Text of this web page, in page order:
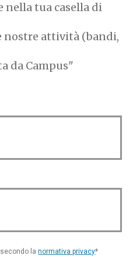
nella tua casella di
nostre attività (bandi,
da Campus"
lanormativa privacy*